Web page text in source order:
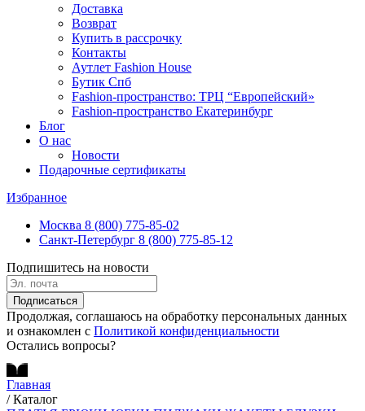
Доставка
Возврат
Купить в рассрочку
Контакты
Аутлет Fashion House
Бутик Спб
Fashion-пространство: ТРЦ “Европейский»
Fashion-пространство Екатеринбург
Блог
О нас
Новости
Подарочные сертификаты
Избранное
Москва 8 (800) 775-85-02
Санкт-Петербург 8 (800) 775-85-12
Подпишитесь на новости
Подписаться
Продолжая, соглашаюсь на обработку персональных данных
и ознакомлен с Политикой конфиденциальности
Остались вопросы?
Главная
/ Каталог